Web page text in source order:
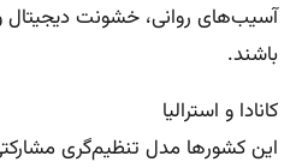
آسیب‌های روانی، خشونت دیجیتال
باشند.
کانادا و استرالیا
این کشورها مدل تنظیم‌گری